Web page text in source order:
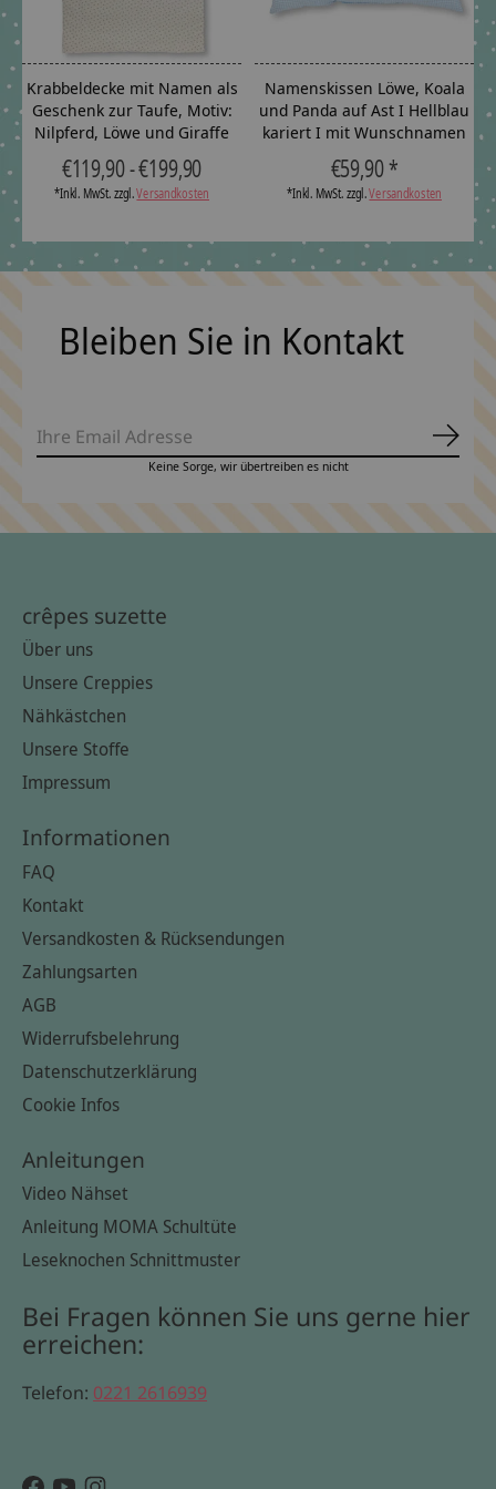
Krabbeldecke mit Namen als
Geschenk zur Taufe, Motiv:
Nilpferd, Löwe und Giraffe
€119,90 - €199,90
*Inkl. MwSt. zzgl.Versandkosten
Namenskissen Löwe, Koala
und Panda auf Ast I Hellblau
kariert I mit Wunschnamen
€59,90 *
*Inkl. MwSt. zzgl.Versandkosten
Bleiben Sie in Kontakt
Keine Sorge, wir übertreiben es nicht
crêpes suzette
Über uns
Unsere Creppies
Nähkästchen
Unsere Stoffe
Impressum
Informationen
FAQ
Kontakt
Versandkosten & Rücksendungen
Zahlungsarten
AGB
Widerrufsbelehrung
Datenschutzerklärung
Cookie Infos
Anleitungen
Video Nähset
Anleitung MOMA Schultüte
Leseknochen Schnittmuster
Bei Fragen können Sie uns gerne hier
erreichen:
Telefon: 0221 2616939